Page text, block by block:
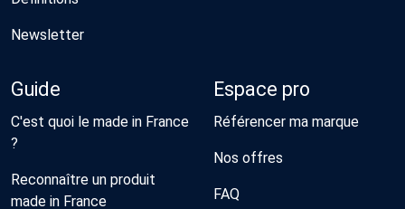
Newsletter
Guide
C'est quoi le made in France
?
Reconnaître un produit
made in France
Espace pro
Référencer ma marque
Nos offres
FAQ